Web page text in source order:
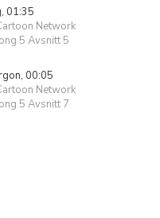
01:35
Network
5 Avsnitt 5
00:05
Network
5 Avsnitt 7